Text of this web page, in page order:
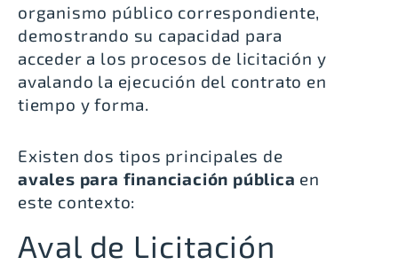
organismo público correspondiente,
demostrando su capacidad para
acceder a los procesos de licitación y
avalando la ejecución del contrato en
tiempo y forma.
Existen dos tipos principales de
avales para financiación pública en
este contexto:
Aval de Licitación